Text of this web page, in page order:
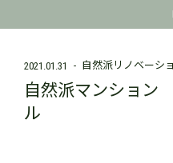
2021.01.31 自然派リノベーシ
自然派マンショ
ル